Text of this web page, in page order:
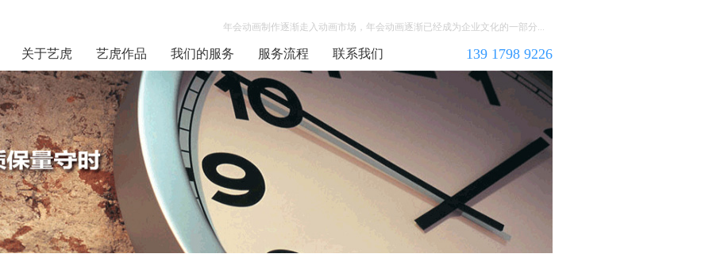
年会动画制作逐渐走入动画市场，年会动画逐渐已经成为企业文化的一部分...
关于艺虎 艺虎作品 我们的服务 服务流程 联系我们 139 1798 9226